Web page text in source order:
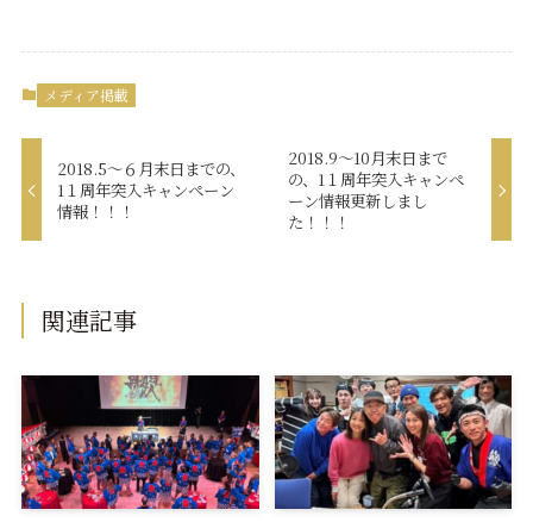
メディア掲載
2018.5～６月末日までの、
1１周年突入キャンペーン
情報！！！
2018.9～10月末日まで
の、1１周年突入キャンペ
ーン情報更新しまし
た！！！
関連記事